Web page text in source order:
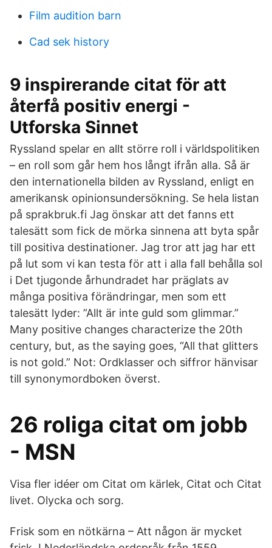
Film audition barn
Cad sek history
9 inspirerande citat för att
återfå positiv energi -
Utforska Sinnet
Ryssland spelar en allt större roll i världspolitiken
– en roll som går hem hos långt ifrån alla. Så är
den internationella bilden av Ryssland, enligt en
amerikansk opinionsundersökning. Se hela listan
på sprakbruk.fi Jag önskar att det fanns ett
talesätt som fick de mörka sinnena att byta spår
till positiva destinationer. Jag tror att jag har ett
på lut som vi kan testa för att i alla fall behålla sol
i Det tjugonde århundradet har präglats av
många positiva förändringar, men som ett
talesätt lyder: ”Allt är inte guld som glimmar.”
Many positive changes characterize the 20th
century, but, as the saying goes, “All that glitters
is not gold.” Not: Ordklasser och siffror hänvisar
till synonymordboken överst.
26 roliga citat om jobb
- MSN
Visa fler idéer om Citat om kärlek, Citat och Citat
livet. Olycka och sorg.
Frisk som en nötkärna – Att någon är mycket